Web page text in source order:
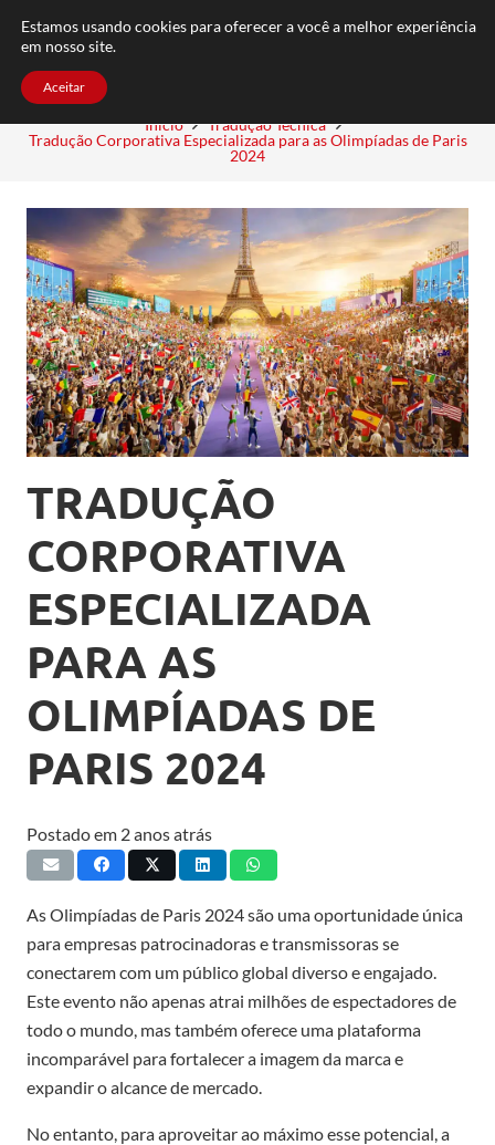
FAQ TRABALHE CONOSCO CONTATO
Início
Tradução Técnica
Tradução Corporativa Especializada para as Olimpíadas de Paris
2024
TRADUÇÃO
CORPORATIVA
ESPECIALIZADA
PARA AS
OLIMPÍADAS DE
PARIS 2024
Postado em 2 anos atrás
As Olimpíadas de Paris 2024 são uma oportunidade única
para empresas patrocinadoras e transmissoras se
conectarem com um público global diverso e engajado.
Este evento não apenas atrai milhões de espectadores de
todo o mundo, mas também oferece uma plataforma
incomparável para fortalecer a imagem da marca e
expandir o alcance de mercado.
No entanto, para aproveitar ao máximo esse potencial, a
Estamos usando cookies para oferecer a você a melhor experiência
em nosso site.
Aceitar